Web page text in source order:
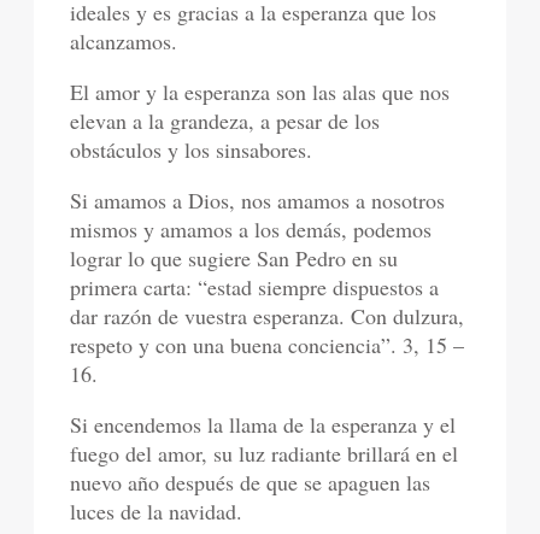
ideales y es gracias a la esperanza que los
alcanzamos.
El amor y la esperanza son las alas que nos
elevan a la grandeza, a pesar de los
obstáculos y los sinsabores.
Si amamos a Dios, nos amamos a nosotros
mismos y amamos a los demás, podemos
lograr lo que sugiere San Pedro en su
primera carta: “estad siempre dispuestos a
dar razón de vuestra esperanza. Con dulzura,
respeto y con una buena conciencia”. 3, 15 –
16.
Si encendemos la llama de la esperanza y el
fuego del amor, su luz radiante brillará en el
nuevo año después de que se apaguen las
luces de la navidad.